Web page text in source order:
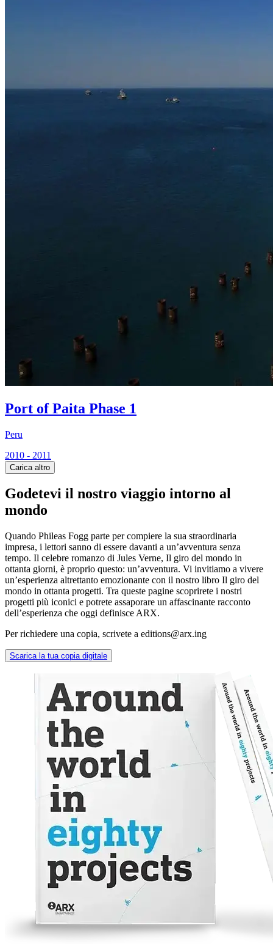
Port of Paita Phase 1
Peru
2010 - 2011
Carica altro
Godetevi il nostro viaggio intorno al
mondo
Quando Phileas Fogg parte per compiere la sua straordinaria
impresa, i lettori sanno di essere davanti a un’avventura senza
tempo. Il celebre romanzo di Jules Verne, Il giro del mondo in
ottanta giorni, è proprio questo: un’avventura. Vi invitiamo a vivere
un’esperienza altrettanto emozionante con il nostro libro Il giro del
mondo in ottanta progetti. Tra queste pagine scoprirete i nostri
progetti più iconici e potrete assaporare un affascinante racconto
dell’esperienza che oggi definisce ARX.
Per richiedere una copia, scrivete a editions@arx.ing
Scarica la tua copia digitale